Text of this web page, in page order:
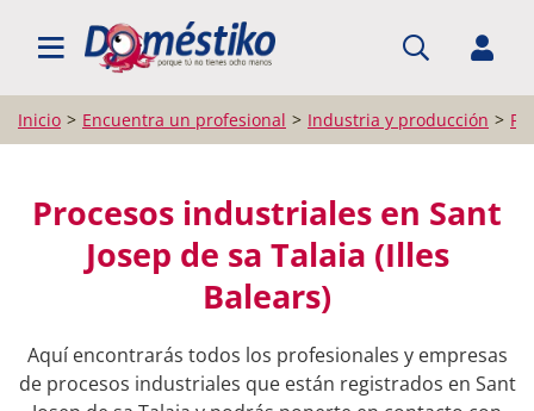
BUSCAR PROFESIONALES
Inicio Encuentra un profesional Industria y producción
Procesos industriales en Sant
Josep de sa Talaia (Illes
Balears)
Aquí encontrarás todos los profesionales y empresas
de procesos industriales que están registrados en Sant